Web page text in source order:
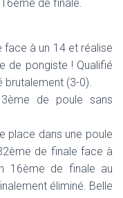
de finale.
face à un 14 et réalise
de pongiste ! Qualifié
(3-0).
de poule sans
place dans une poule
de finale face à
16ème de finale au
éliminé. Belle